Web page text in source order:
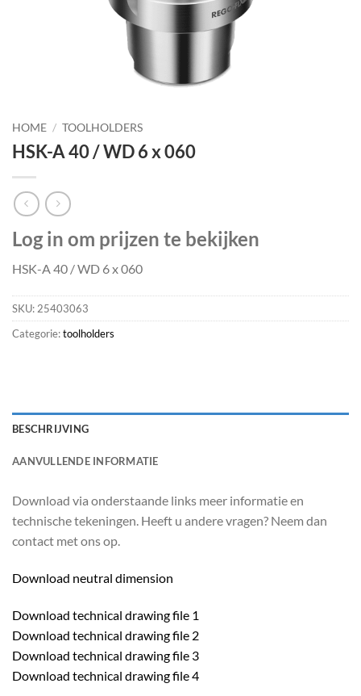
HOME / TOOLHOLDERS
HSK-A 40 / WD 6 x 060
Log in om prijzen te bekijken
HSK-A 40 / WD 6 x 060
SKU:25403063
Categorie:toolholders
BESCHRIJVING
AANVULLENDE INFORMATIE
Download via onderstaande links meer informatie en
technische tekeningen. Heeft u andere vragen? Neem dan
contact met ons op.
Download neutral dimension
Download technical drawing file 1
Download technical drawing file 2
Download technical drawing file 3
Download technical drawing file 4